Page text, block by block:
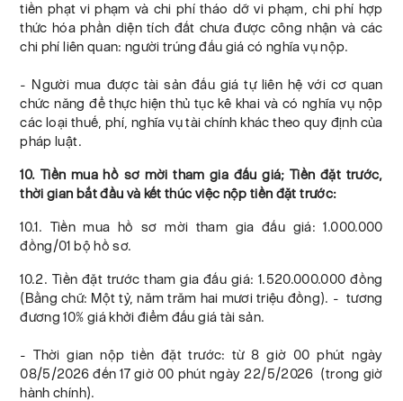
tiền phạt vi phạm và chi phí tháo dỡ vi phạm, chi phí hợp
thức hóa phần diện tích đất chưa được công nhận và các
chi phí liên quan: người trúng đấu giá có nghĩa vụ nộp.
- Người mua được tài sản đấu giá tự liên hệ với cơ quan
chức năng để thực hiện thủ tục kê khai và có nghĩa vụ nộp
các loại thuế, phí, nghĩa vụ tài chính khác theo quy định của
pháp luật.
10. Tiền mua hồ sơ mời tham gia đấu giá; Tiền đặt trước,
thời gian bắt đầu và kết thúc việc nộp tiền đặt trước:
10.1. Tiền mua hồ sơ mời tham gia đấu giá: 1.000.000
đồng/01 bộ hồ sơ.
10.2. Tiền đặt trước tham gia đấu giá: 1.520.000.000 đồng
(Bằng chữ: Một tỷ, năm trăm hai mươi triệu đồng). - tương
đương 10% giá khởi điểm đấu giá tài sản.
- Thời gian nộp tiền đặt trước: từ 8 giờ 00 phút ngày
08/5/2026 đến 17 giờ 00 phút ngày 22/5/2026 (trong giờ
hành chính).